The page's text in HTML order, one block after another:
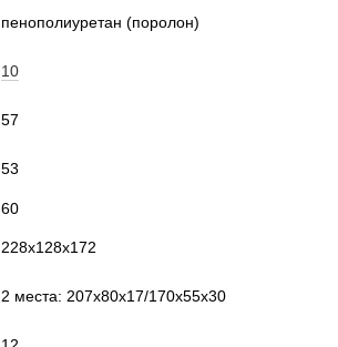
пенополиуретан (поролон)
10
57
53
60
228х128х172
2 места: 207х80х17/170х55х30